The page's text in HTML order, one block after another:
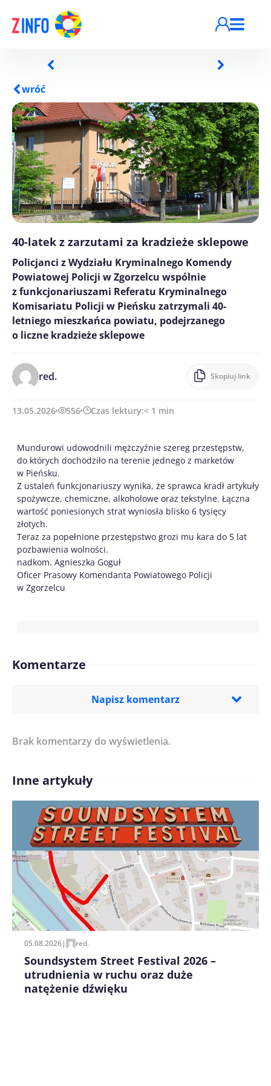
wróć
40-latek z zarzutami za kradzieże sklepowe
Policjanci z Wydziału Kryminalnego Komendy
Powiatowej Policji w Zgorzelcu wspólnie
z funkcjonariuszami Referatu Kryminalnego
Komisariatu Policji w Pieńsku zatrzymali 40-
letniego mieszkańca powiatu, podejrzanego
o liczne kradzieże sklepowe
red. Skopiuj link
13.05.2026 556 Czas lektury:< 1 min
Mundurowi udowodnili mężczyźnie szereg przestępstw,
do których dochodziło na terenie jednego z marketów
w Pieńsku.
Z ustaleń funkcjonariuszy wynika, że sprawca kradł artykuły
spożywcze, chemiczne, alkoholowe oraz tekstylne. Łączna
wartość poniesionych strat wyniosła blisko 6 tysięcy
złotych.
Teraz za popełnione przestępstwo grozi mu kara do 5 lat
pozbawienia wolności.
nadkom. Agnieszka Goguł
Oficer Prasowy Komendanta Powiatowego Policji
w Zgorzelcu
Komentarze
Napisz komentarz
Treść komentarza*
Imię/ Nick*
Zapamiętaj moje dane w tej przeglądarce podczas
pisania kolejnych komentarzy.
Brak komentarzy do wyświetlenia.
Inne artykuły
05.08.2026| red.
Soundsystem Street Festival 2026 –
utrudnienia w ruchu oraz duże
natężenie dźwięku